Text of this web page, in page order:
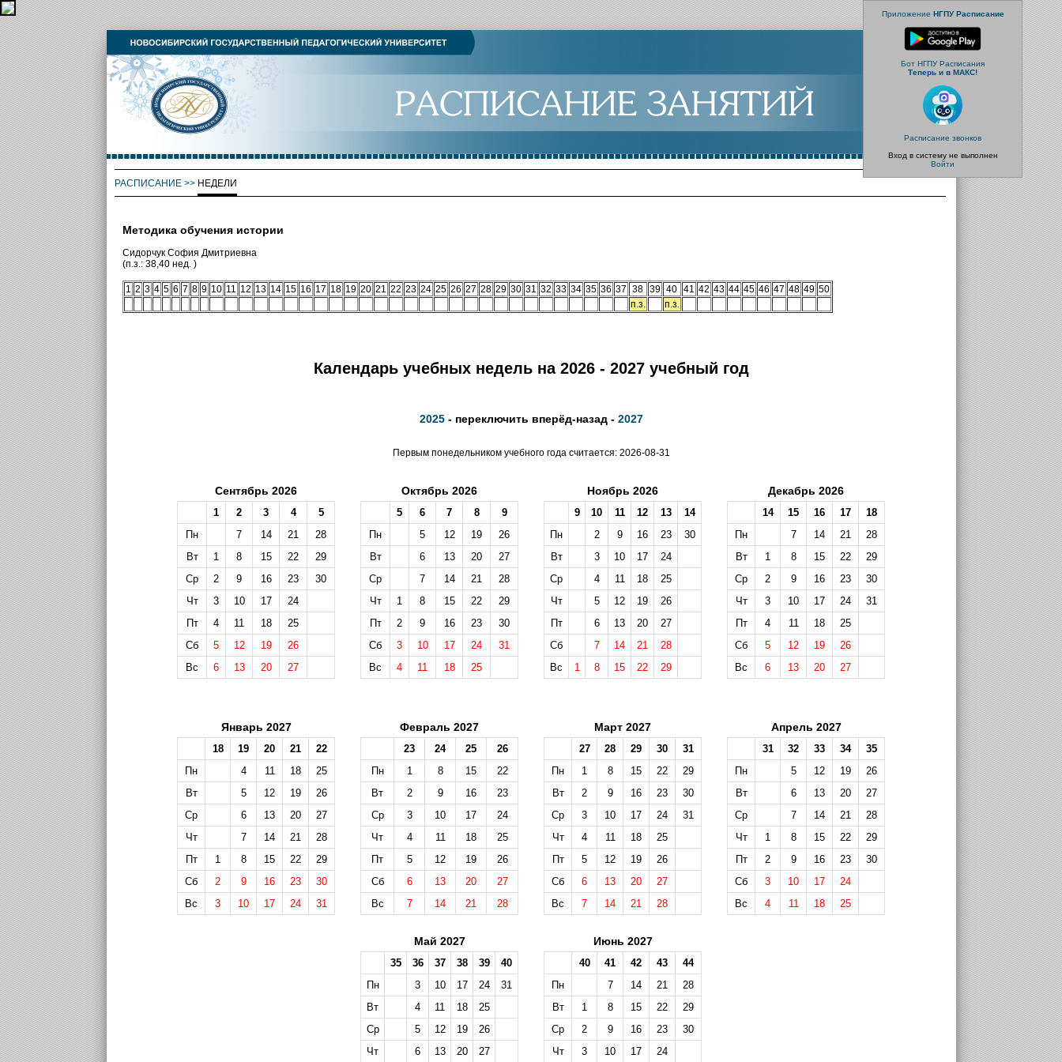
Приложение НГПУ Расписание
Бот НГПУ Расписания
Теперь и в МАКС!
Расписание звонков
Вход в систему не выполнен
Войти
РАСПИСАНИЕ>> НЕДЕЛИ
Методика обучения истории
Сидорчук София Дмитриевна
(п.з.: 38,40 нед. )
1 2 3 4 5 6 7 8 9 10 11 12 13 14 15 16 17 18 19 20 21 22 23 24 25 26 27 28 29 30 31 32 33 34 35 36 37 38 39 40 41 42 43 44 45 46 47 48 49 50
п.з.
п.з.
Календарь учебных недель на 2026 - 2027 учебный год
2025- переключить вперёд-назад - 2027
Первым понедельником учебного года считается: 2026-08-31
Сентябрь 2026
1 2 3 4
5
Пн
7 14 21
28
Вт
1 8 15 22
29
Ср
2 9 16 23
30
Чт
3 10 17
24
Пт
4 11 18
25
Сб
5 12 19
26
Вс
6 13 20 27
Октябрь 2026
5 6 7 8
9
Пн
5 12 19
26
Вт
6 13 20
27
Ср
7 14 21
28
Чт
1 8 15 22
29
Пт
2 9 16 23
30
Сб
3 10 17 24
31
Вс
4 11 18 25
Ноябрь 2026
9 10 11 12 13
14
Пн
2 9 16 23
30
Вт
3 10 17
24
Ср
4 11 18
25
Чт
5 12 19
26
Пт
6 13 20
27
Сб
7 14 21
28
Вс
1 8 15 22 29
Декабрь 2026
14 15 16 17
18
Пн
7 14 21
28
Вт
1 8 15 22
29
Ср
2 9 16 23
30
Чт
3 10 17 24
31
Пт
4 11 18
25
Сб
5 12 19
26
Вс
6 13 20 27
Январь 2027
18 19 20 21
22
Пн
4 11 18
25
Вт
5 12 19
26
Ср
6 13 20
27
Чт
7 14 21
28
Пт
1 8 15 22
29
Сб
2 9 16 23
30
Вс
3 10 17 24 31
Февраль 2027
23 24 25
26
Пн
1 8 15
22
Вт
2 9 16
23
Ср
3 10 17
24
Чт
4 11 18
25
Пт
5 12 19
26
Сб
6 13 20
27
Вс
7 14 21 28
Март 2027
27 28 29 30
31
Пн
1 8 15 22
29
Вт
2 9 16 23
30
Ср
3 10 17 24
31
Чт
4 11 18
25
Пт
5 12 19
26
Сб
6 13 20
27
Вс
7 14 21 28
Апрель 2027
31 32 33 34
35
Пн
5 12 19
26
Вт
6 13 20
27
Ср
7 14 21
28
Чт
1 8 15 22
29
Пт
2 9 16 23
30
Сб
3 10 17
24
Вс
4 11 18 25
Май 2027
35 36 37 38 39
40
Пн
3 10 17 24
31
Вт
4 11 18
25
Ср
5 12 19
26
Чт
6 13 20 27
Июнь 2027
40 41 42 43
44
Пн
7 14 21
28
Вт
1 8 15 22
29
Ср
2 9 16 23
30
Чт
3 10 17 24